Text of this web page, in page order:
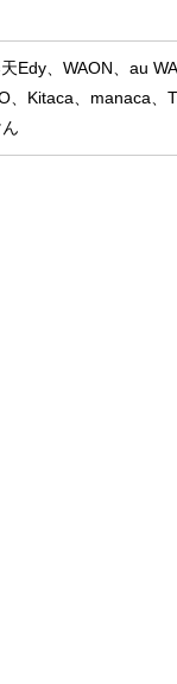
Edy、WAON、au
、Kitaca、manaca、